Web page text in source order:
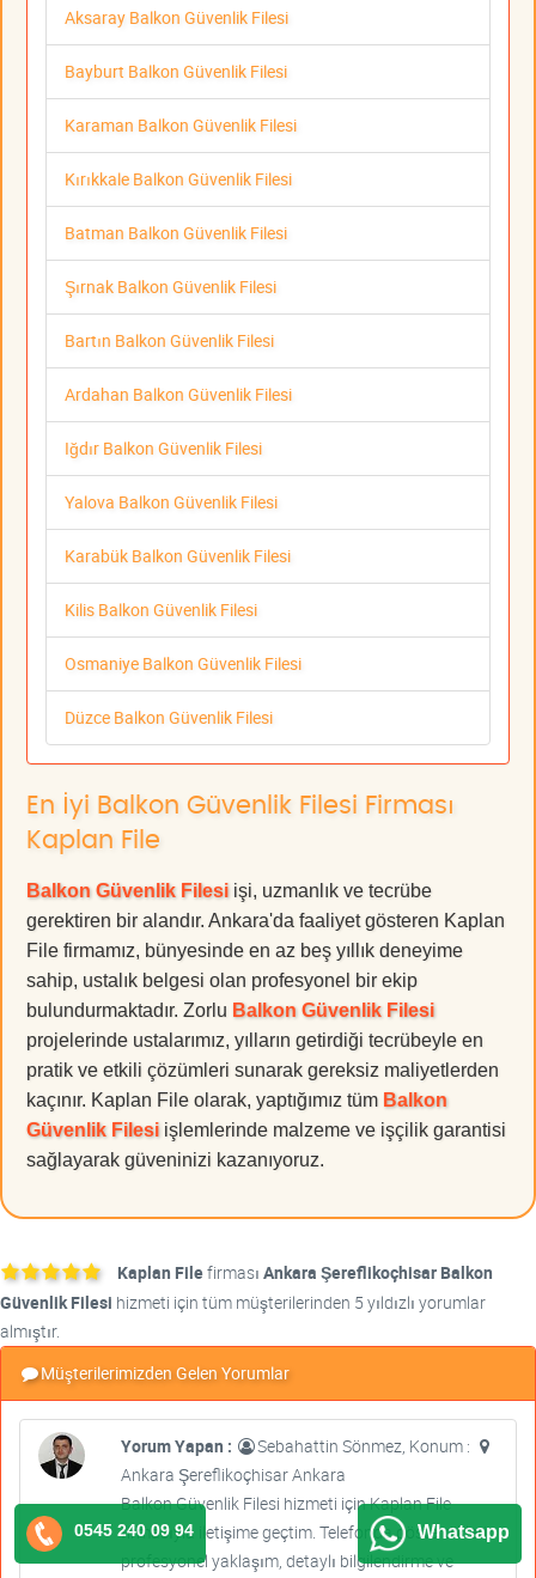
Aksaray Balkon Güvenlik Filesi
Bayburt Balkon Güvenlik Filesi
Karaman Balkon Güvenlik Filesi
Kırıkkale Balkon Güvenlik Filesi
Batman Balkon Güvenlik Filesi
Şırnak Balkon Güvenlik Filesi
Bartın Balkon Güvenlik Filesi
Ardahan Balkon Güvenlik Filesi
Iğdır Balkon Güvenlik Filesi
Yalova Balkon Güvenlik Filesi
Karabük Balkon Güvenlik Filesi
Kilis Balkon Güvenlik Filesi
Osmaniye Balkon Güvenlik Filesi
Düzce Balkon Güvenlik Filesi
En İyi Balkon Güvenlik Filesi Firması
Kaplan File
Balkon Güvenlik Filesi işi, uzmanlık ve tecrübe
gerektiren bir alandır. Ankara'da faaliyet gösteren Kaplan
File firmamız, bünyesinde en az beş yıllık deneyime
sahip, ustalık belgesi olan profesyonel bir ekip
bulundurmaktadır. Zorlu Balkon Güvenlik Filesi
projelerinde ustalarımız, yılların getirdiği tecrübeyle en
pratik ve etkili çözümleri sunarak gereksiz maliyetlerden
kaçınır. Kaplan File olarak, yaptığımız tüm Balkon
Güvenlik Filesi işlemlerinde malzeme ve işçilik garantisi
sağlayarak güveninizi kazanıyoruz.
Kaplan Filefirması Ankara Şereflikoçhisar Balkon
Güvenlik Filesi hizmeti için tüm müşterilerinden 5 yıldızlı yorumlar
almıştır.
Müşterilerimizden Gelen Yorumlar
Yorum Yapan :
Sebahattin Sönmez, Konum :
Ankara Şereflikoçhisar Ankara
Balkon Güvenlik Filesi hizmeti için Kaplan File
firmasıyla iletişime geçtim. Telefonda gösterdikleri
profesyonel yaklaşım, detaylı bilgilendirme ve
0545 240 09 94 Whatsapp